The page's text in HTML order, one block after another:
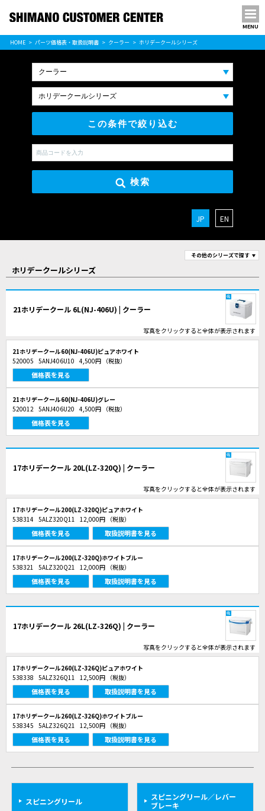
MENU
パーツ価格表
PARTS LIST
HOME パーツ価格表・取扱説明書 クーラー ホリデークールシリーズ
この条件で絞り込む
検索
JP EN
その他のシリーズで探す
ホリデークールシリーズ
21ホリデークール 6L(NJ-406U) | クーラー
写真をクリックすると全体が表示されます
21ホリデークール60(NJ-406U)ピュアホワイト
520005 5ANJ406U10 4,500円 （税抜）
価格表を見る
21ホリデークール60(NJ-406U)グレー
520012 5ANJ406U20 4,500円 （税抜）
価格表を見る
17ホリデークール 20L(LZ-320Q) | クーラー
写真をクリックすると全体が表示されます
17ホリデークール200(LZ-320Q)ピュアホワイト
538314 5ALZ320Q11 12,000円 （税抜）
価格表を見る 取扱説明書を見る
17ホリデークール200(LZ-320Q)ホワイトブルー
538321 5ALZ320Q21 12,000円 （税抜）
価格表を見る 取扱説明書を見る
17ホリデークール 26L(LZ-326Q) | クーラー
写真をクリックすると全体が表示されます
17ホリデークール260(LZ-326Q)ピュアホワイト
538338 5ALZ326Q11 12,500円 （税抜）
価格表を見る 取扱説明書を見る
17ホリデークール260(LZ-326Q)ホワイトブルー
538345 5ALZ326Q21 12,500円 （税抜）
価格表を見る 取扱説明書を見る
スピニングリール
スピニングリール／レバー
ブレーキ